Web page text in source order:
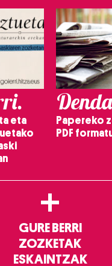
eta
Denda
Papereko
PDF
+
GURE BERRI
ZOZKETAK
ESKAINTZAK